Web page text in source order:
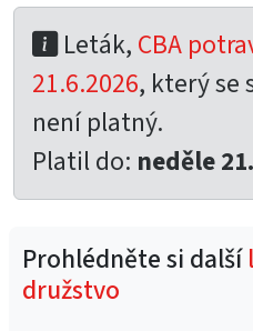
Leták, CBA
21.6.2026, který se
není platný.
Platil do: neděle
Prohlédněte si další
družstvo